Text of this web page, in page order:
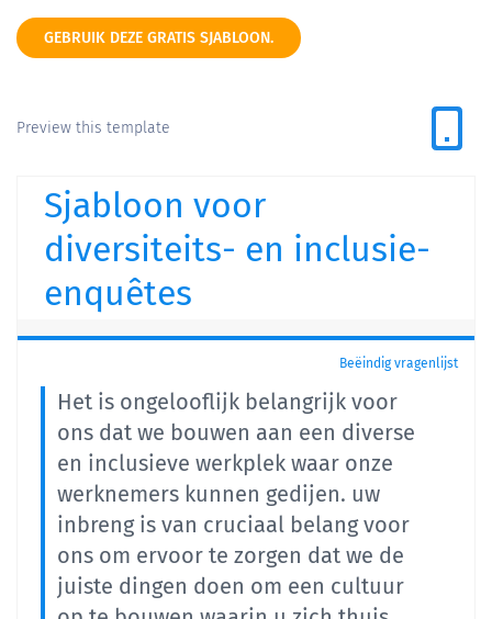
GEBRUIK DEZE GRATIS SJABLOON.
Preview this template